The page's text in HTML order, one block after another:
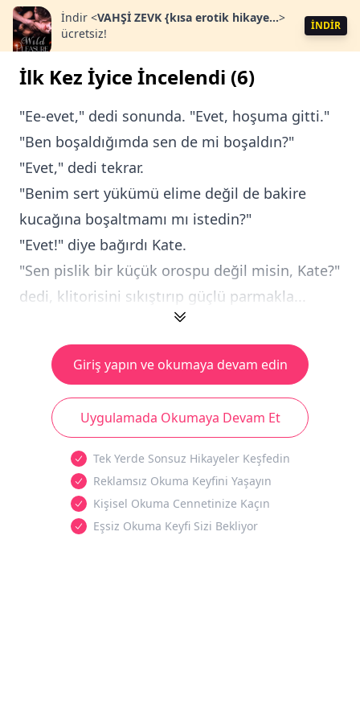
İndir <VAHŞİ ZEVK {kısa erotik hikaye...>
ücretsiz!
İNDİR
İlk Kez İyice İncelendi (6)
"Ee-evet," dedi sonunda. "Evet, hoşuma gitti."
"Ben boşaldığımda sen de mi boşaldın?"
"Evet," dedi tekrar.
"Benim sert yükümü elime değil de bakire
kucağına boşaltmamı mı istedin?"
"Evet!" diye bağırdı Kate.
"Sen pislik bir küçük orospu değil misin, Kate?"
dedi, klitorisini sıkıştırıp güçlü parmakla...
Giriş yapın ve okumaya devam edin
Uygulamada Okumaya Devam Et
Tek Yerde Sonsuz Hikayeler Keşfedin
Reklamsız Okuma Keyfini Yaşayın
Kişisel Okuma Cennetinize Kaçın
Eşsiz Okuma Keyfi Sizi Bekliyor